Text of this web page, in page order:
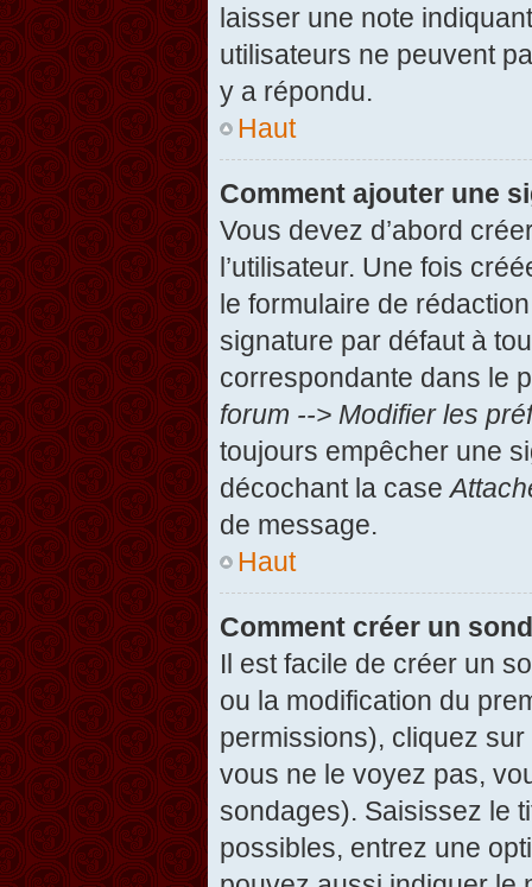
laisser une note
utilisateurs ne peuvent
y a répondu.
Haut
Comment ajouter une
Vous devez d’abord
l’utilisateur. Une fois
le formulaire de
signature par défaut à
correspondante dans le
forum --> Modifier les
toujours empêcher une
décochant la case
de message.
Haut
Comment créer un
Il est facile de créer un
ou la modification du
permissions), cliquez sur
vous ne le voyez pas,
sondages). Saisissez le
possibles, entrez une